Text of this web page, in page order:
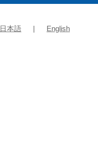
日本語 | English